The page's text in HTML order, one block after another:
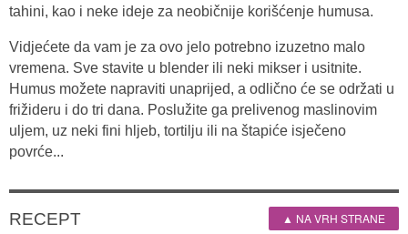
tahini, kao i neke ideje za neobičnije korišćenje humusa.
Vidjećete da vam je za ovo jelo potrebno izuzetno malo
vremena. Sve stavite u blender ili neki mikser i usitnite.
Humus možete napraviti unaprijed, a odlično će se održati u
frižideru i do tri dana. Poslužite ga prelivenog maslinovim
uljem, uz neki fini hljeb, tortilju ili na štapiće isječeno
povrće...
▲ NA VRH STRANE
RECEPT